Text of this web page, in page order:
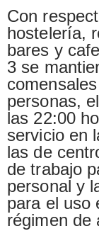
Con
hostelería,
bares y
3 se
personas,
las 22:00
servicio en
las de
de trabajo
personal y
para el uso
régimen de